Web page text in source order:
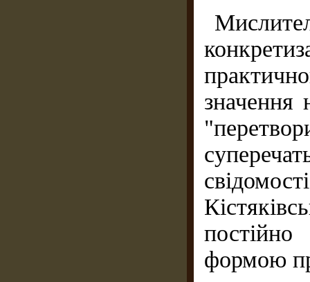
значення
формою